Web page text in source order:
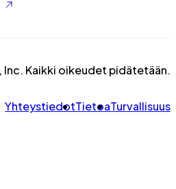
Inc. Kaikki oikeudet pidätetään.
YhteystiedotTietoaTurvallisuus